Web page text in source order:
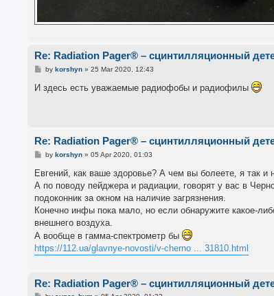
Re: Radiation Pager® – сцинтилляционный
P
s
t
by korshyn» 25 Mar 2020, 12:43
И здесь есть уважаемые радиофобы и радиофилы
Re: Radiation Pager® – сцинтилляционный
P
s
t
by korshyn» 05 Apr 2020, 01:03
Евгений, как ваше здоровье? А чем вы болеете, я так
А по поводу пейджера и радиации, говорят у вас в
подоконник за окном на наличие загрязнения.
Конечно инфы пока мало, но если обнаружите какое-
внешнего воздуха.
А вообще в гамма-спектрометр бы
https://112.ua/glavnye-novosti/v-cherno ... 31810.html
Re: Radiation Pager® – сцинтилляционный